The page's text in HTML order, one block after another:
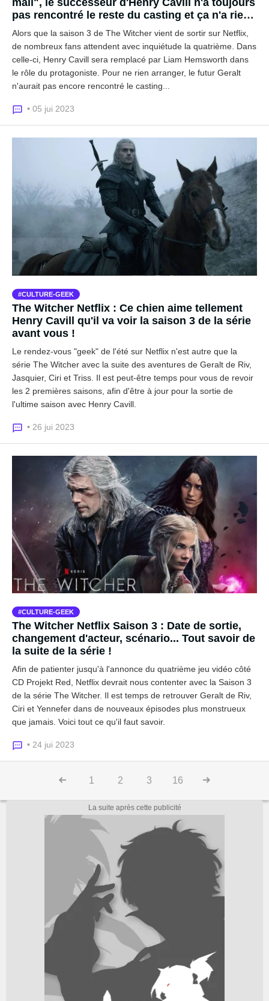
mail", le successeur d'Henry Cavill n'a toujours
pas rencontré le reste du casting et ça n'a rien
de rassurant...
Alors que la saison 3 de The Witcher vient de sortir sur Netflix,
de nombreux fans attendent avec inquiétude la quatrième. Dans
celle-ci, Henry Cavill sera remplacé par Liam Hemsworth dans
le rôle du protagoniste. Pour ne rien arranger, le futur Geralt
n'aurait pas encore rencontré le casting...
• 05 jui 2023
CULTURE-GEEK
The Witcher Netflix : Ce chien aime tellement
Henry Cavill qu'il va voir la saison 3 de la série
avant vous !
Le rendez-vous "geek" de l'été sur Netflix n'est autre que la
série The Witcher avec la suite des aventures de Geralt de Riv,
Jasquier, Ciri et Triss. Il est peut-être temps pour vous de revoir
les 2 premières saisons, afin d'être à jour pour la sortie de
l'ultime saison avec Henry Cavill.
• 26 jui 2023
CULTURE-GEEK
The Witcher Netflix Saison 3 : Date de sortie,
changement d'acteur, scénario... Tout savoir de
la suite de la série !
Afin de patienter jusqu'à l'annonce du quatrième jeu vidéo côté
CD Projekt Red, Netflix devrait nous contenter avec la Saison 3
de la série The Witcher. Il est temps de retrouver Geralt de Riv,
Ciri et Yennefer dans de nouveaux épisodes plus monstrueux
que jamais. Voici tout ce qu'il faut savoir.
• 24 jui 2023
1 2 3 16